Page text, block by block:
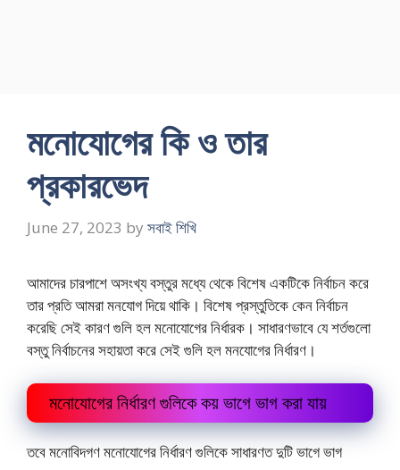
মনোযোগের কি ও তার
প্রকারভেদ
June 27, 2023 by সবাই শিখি
আমাদের চারপাশে অসংখ্য বস্তুর মধ্যে থেকে বিশেষ একটিকে নির্বাচন করে
তার প্রতি আমরা মনযোগ দিয়ে থাকি। বিশেষ প্রস্তুতিকে কেন নির্বাচন
করেছি সেই কারণ গুলি হল মনোযোগের নির্ধারক। সাধারণভাবে যে শর্তগুলো
বস্তু নির্বাচনের সহায়তা করে সেই গুলি হল মনযোগের নির্ধারণ।
মনোযোগের নির্ধারণ গুলিকে কয় ভাগে ভাগ করা যায়
তবে মনোবিদগণ মনোযোগের নির্ধারণ গুলিকে সাধারণত দুটি ভাগে ভাগ